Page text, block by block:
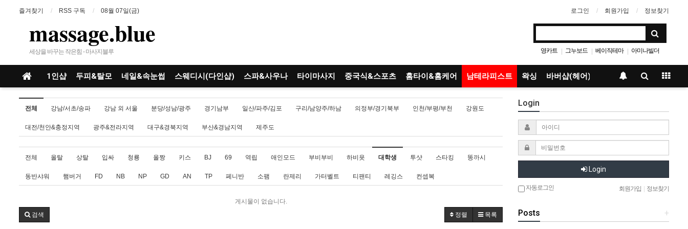
즐겨찾기 RSS 구독 08월 07일(금) 로그인 회원가입 정보찾기
massage.blue
세상을 바꾸는 작은힘 - 마사지블루 영카트 | 그누보드 | 베이직테마 | 아미나빌더
1인샵 두피&탈모 네일&속눈썹 스웨디시(다인샵) 스파&사우나 타이마사지 중국식&스포츠 홈타이&홈케어 남테라피스트 왁싱 바버샵(헤어)
전체 강남/서초/송파 강남 외 서울 분당/성남/광주 경기남부 일산/파주/김포 구리/남양주/하남 의정부/경기북부 인천/부평/부천 강원도
대전/천안&충정지역 광주&전라지역 대구&경북지역 부산&경남지역 제주도
전체 올탈 상탈 입싸 청룡 올짱 키스 BJ 69 역립 애인모드 부비부비 하비욧 대학생 투샷 스타킹 똥까시
동반샤워 햄버거 FD NB NP GD AN TP 페니반 소팸 란제리 가터벨트 티팬티 레깅스 컨셉복
게시물이 없습니다.
정렬
목록
검색
Login
Login
자동로그인 회원가입 정보찾기
+
Posts